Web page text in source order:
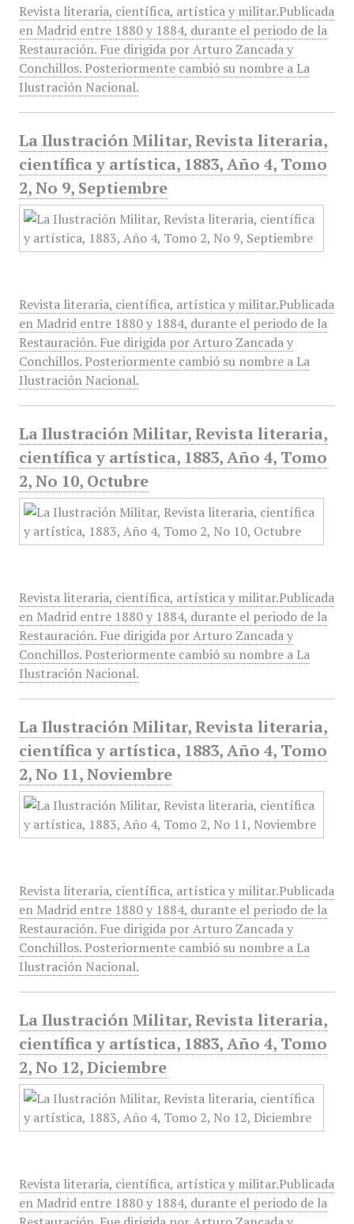
Revista literaria, científica, artística y militar.Publicada
en Madrid entre 1880 y 1884, durante el periodo de la
Restauración. Fue dirigida por Arturo Zancada y
Conchillos. Posteriormente cambió su nombre a La
Ilustración Nacional.
La Ilustración Militar, Revista literaria,
científica y artística, 1883, Año 4, Tomo
2, No 9, Septiembre
Revista literaria, científica, artística y militar.Publicada
en Madrid entre 1880 y 1884, durante el periodo de la
Restauración. Fue dirigida por Arturo Zancada y
Conchillos. Posteriormente cambió su nombre a La
Ilustración Nacional.
La Ilustración Militar, Revista literaria,
científica y artística, 1883, Año 4, Tomo
2, No 10, Octubre
Revista literaria, científica, artística y militar.Publicada
en Madrid entre 1880 y 1884, durante el periodo de la
Restauración. Fue dirigida por Arturo Zancada y
Conchillos. Posteriormente cambió su nombre a La
Ilustración Nacional.
La Ilustración Militar, Revista literaria,
científica y artística, 1883, Año 4, Tomo
2, No 11, Noviembre
Revista literaria, científica, artística y militar.Publicada
en Madrid entre 1880 y 1884, durante el periodo de la
Restauración. Fue dirigida por Arturo Zancada y
Conchillos. Posteriormente cambió su nombre a La
Ilustración Nacional.
La Ilustración Militar, Revista literaria,
científica y artística, 1883, Año 4, Tomo
2, No 12, Diciembre
Revista literaria, científica, artística y militar.Publicada
en Madrid entre 1880 y 1884, durante el periodo de la